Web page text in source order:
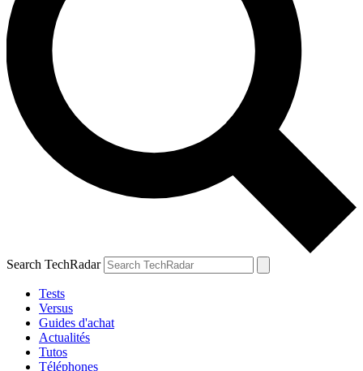
Search TechRadar
Tests
Versus
Guides d'achat
Actualités
Tutos
Téléphones